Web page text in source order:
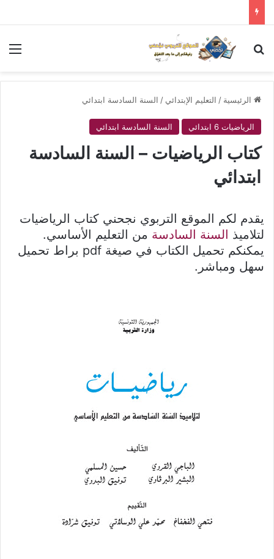
بحث عن
الرئيسية / التعليم الإبتدائي / السنة السادسة ابتدائي
الرياضيات 6 ابتدائي السنة السادسة ابتدائي
كتاب الرياضيات – السنة السادسة
ابتدائي
يقدم لكم الموقع التربوي نجحني كتاب الرياضيات
لتلاميذ السنة السادسة من التعليم الأساسي.
يمكنكم تحميل الكتاب في صيغة pdf براط تحميل
سهل ومباشر.